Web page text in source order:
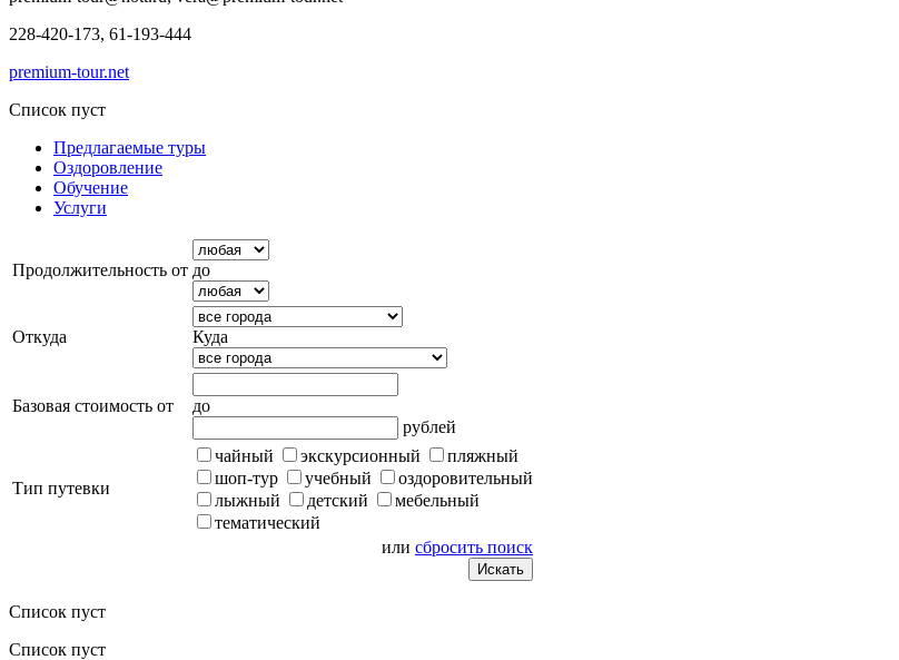
228-420-173, 61-193-444
premium-tour.net
Список пуст
Предлагаемые туры
Оздоровление
Обучение
Услуги
Продолжительность от до
Откуда Куда
Базовая стоимость от
до
рублей
Тип путевки
чайный экскурсионный
пляжный
шоп-тур
учебный
оздоровительный
лыжный
детский
мебельный
тематический
или сбросить поиск
Список пуст
Список пуст